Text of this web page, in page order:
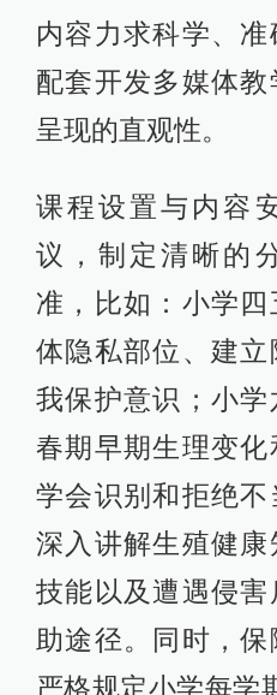
内容力求科学、准
配套开发多媒体
呈现的直观性。
课程设置与内容
议，制定清晰的
准，比如：小学
体隐私部位、建立
我保护意识；小
春期早期生理变化
学会识别和拒绝
深入讲解生殖健
技能以及遭遇侵
助途径。同时，保
严格规定小学每学